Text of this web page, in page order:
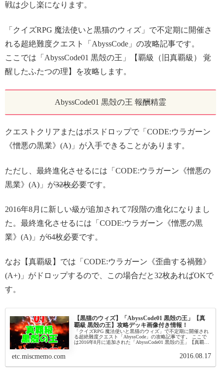
戦は少し楽になります。
「クイズRPG 魔法使いと黒猫のウィズ」で不定期に開催さ
れる超絶難度クエスト「AbyssCode」の攻略記事です。
ここでは「AbyssCode01 黒殻の王」【覇級（旧真覇級） 覚
醒したふたつの理】を攻略します。
AbyssCode01 黒殻の王 報酬精霊
クエストクリアまたはボスドロップで「CODE:ウラガーン
《憎悪の黒業》(A)」が入手できることがあります。
ただし、最終進化させるには「CODE:ウラガーン《憎悪の
黒業》(A)」が32枚必要です。
2016年8月に新しい級が追加されて7段階の進化になりまし
た。最終進化させるには「CODE:ウラガーン《憎悪の黒
業》(A)」が64枚必要です。
なお【真覇級】では「CODE:ウラガーン《歪曲する禍難》
(A+)」がドロップするので、この場合だと32枚あればOKで
す。
【黒猫のウィズ】「AbyssCode01 黒殻の王」【真
覇級 黒殻の王】攻略デッキ画像付き情報！
「クイズRPG 魔法使いと黒猫のウィズ」で不定期に開催され
る超絶難度クエスト「AbyssCode」の攻略記事です。 ここで
は2016年8月に追加された「AbyssCode01 黒殻の王」【真覇級
etc.miscmemo.com 2016.08.17